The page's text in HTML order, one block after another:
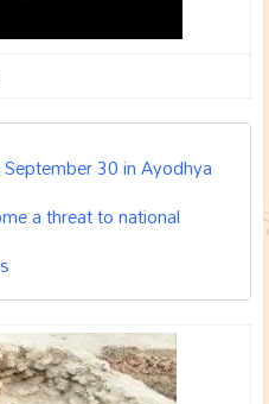
30 in Ayodhya
a threat to national